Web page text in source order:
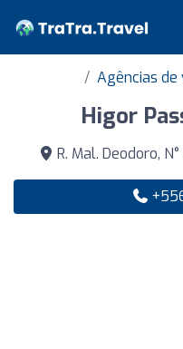
Agências de
Higor
R. Mal. Deodoro,